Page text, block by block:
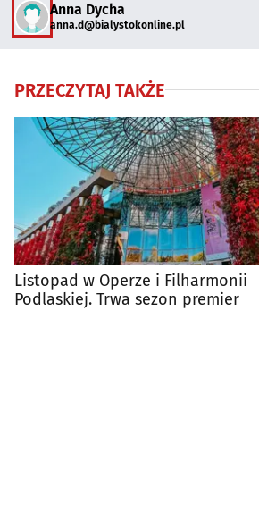
Anna Dycha
anna.d@bialystokonline.pl
PRZECZYTAJ TAKŻE
Listopad w Operze i Filharmonii
Podlaskiej. Trwa sezon premier